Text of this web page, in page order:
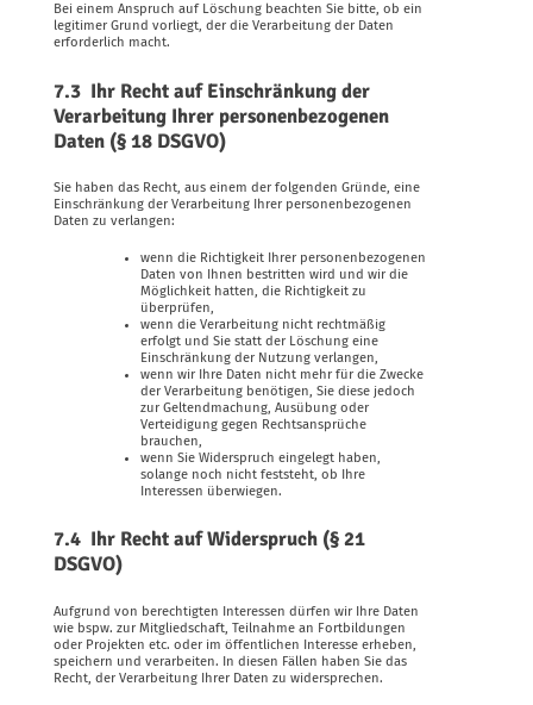
Bei einem Anspruch auf Löschung beachten Sie bitte, ob ein
legitimer Grund vorliegt, der die Verarbeitung der Daten
erforderlich macht.
7.3 Ihr Recht auf Einschränkung der
Verarbeitung Ihrer personenbezogenen
Daten (§ 18 DSGVO)
Sie haben das Recht, aus einem der folgenden Gründe, eine
Einschränkung der Verarbeitung Ihrer personenbezogenen
Daten zu verlangen:
wenn die Richtigkeit Ihrer personenbezogenen
Daten von Ihnen bestritten wird und wir die
Möglichkeit hatten, die Richtigkeit zu
überprüfen,
wenn die Verarbeitung nicht rechtmäßig
erfolgt und Sie statt der Löschung eine
Einschränkung der Nutzung verlangen,
wenn wir Ihre Daten nicht mehr für die Zwecke
der Verarbeitung benötigen, Sie diese jedoch
zur Geltendmachung, Ausübung oder
Verteidigung gegen Rechtsansprüche
brauchen,
wenn Sie Widerspruch eingelegt haben,
solange noch nicht feststeht, ob Ihre
Interessen überwiegen.
7.4 Ihr Recht auf Widerspruch (§ 21
DSGVO)
Aufgrund von berechtigten Interessen dürfen wir Ihre Daten
wie bspw. zur Mitgliedschaft, Teilnahme an Fortbildungen
oder Projekten etc. oder im öffentlichen Interesse erheben,
speichern und verarbeiten. In diesen Fällen haben Sie das
Recht, der Verarbeitung Ihrer Daten zu widersprechen.